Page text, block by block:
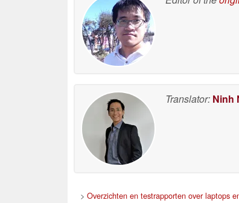
Translator: Ninh
> Overzichten en testrapporten over laptops